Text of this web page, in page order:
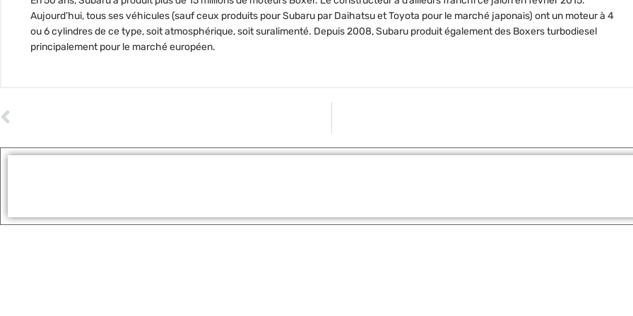
Aujourd’hui, tous ses véhicules (sauf ceux produits pour Subaru par Daihatsu et Toyota pour le marché japonais) ont un moteur à 4
ou 6 cylindres de ce type, soit atmosphérique, soit suralimenté. Depuis 2008, Subaru produit également des Boxers turbodiesel
principalement pour le marché européen.